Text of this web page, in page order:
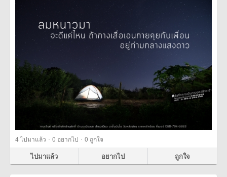
4ไปมาแล้ว · 0 อยากไป · 0 ถูกใจ
ไปมาแล้ว อยากไป ถูกใจ